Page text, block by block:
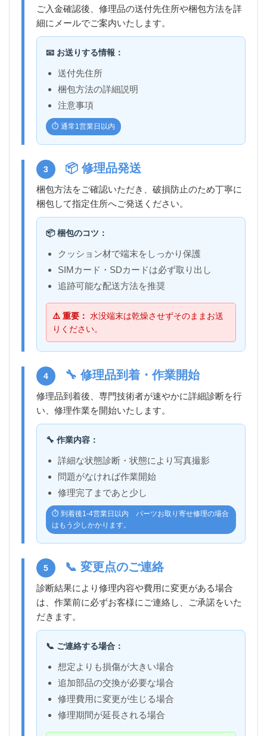
ご入金確認後、修理品の送付先住所や梱包方法を詳
細にメールでご案内いたします。
📧 お送りする情報：
送付先住所
梱包方法の詳細説明
注意事項
⏱️ 通常1営業日以内
3 📦 修理品発送
梱包方法をご確認いただき、破損防止のため丁寧に
梱包して指定住所へご発送ください。
📦 梱包のコツ：
クッション材で端末をしっかり保護
SIMカード・SDカードは必ず取り出し
追跡可能な配送方法を推奨
⚠️ 重要： 水没端末は乾燥させずそのままお送
りください。
4 🔧 修理品到着・作業開始
修理品到着後、専門技術者が速やかに詳細診断を行
い、修理作業を開始いたします。
🔧 作業内容：
詳細な状態診断・状態により写真撮影
問題がなければ作業開始
修理完了まであと少し
⏱️ 到着後1-4営業日以内 パーツお取り寄せ修理の場合
はもう少しかかります。
5 📞 変更点のご連絡
診断結果により修理内容や費用に変更がある場合
は、作業前に必ずお客様にご連絡し、ご承諾をいた
だきます。
📞 ご連絡する場合：
想定よりも損傷が大きい場合
追加部品の交換が必要な場合
修理費用に変更が生じる場合
修理期間が延長される場合